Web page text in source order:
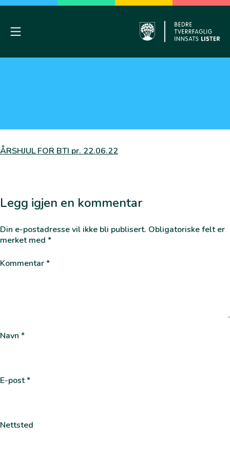
Skip
contentMobile Menu
Farsund
ÅRSHJUL FOR BTI pr. 22.06.22
Legg igjen en kommentar
Din e-postadresse vil ikke bli publisert. Obligatoriske felt er
merket med *
Kommentar*
Navn *
E-post*
Nettsted